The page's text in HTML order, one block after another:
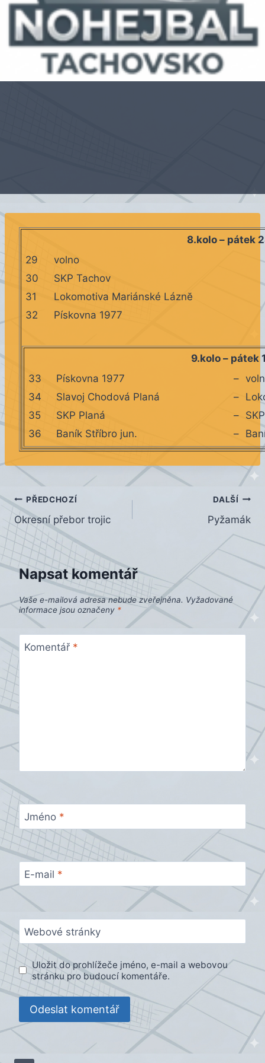
8.kolo – pátek
29
volno
30
SKP Tachov
31
Lokomotiva Mariánské Láznĕ
32
Pískovna 1977
9.kolo – pátek
33
Pískovna 1977 –
34
Slavoj Chodová Planá –
35
SKP Planá –
36
Baník Stříbro jun. –
Navigace
pro
příspěvek
PŘEDCHOZÍ
Okresní přebor trojic
DALŠÍ
Pyžamák
Napsat komentář
Vaše e-mailová adresa nebude zveřejněna. Vyžadované
informace jsou označeny *
Komentář *
Jméno *
E-mail *
Webové stránky
Uložit do prohlížeče jméno, e-mail a webovou
stránku pro budoucí komentáře.